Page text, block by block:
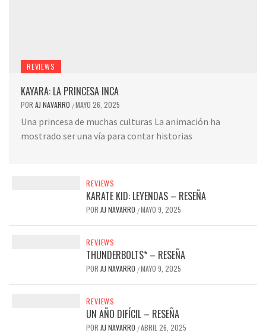
REVIEWS
KAYARA: LA PRINCESA INCA
POR AJ NAVARRO /MAYO 26, 2025
Una princesa de muchas culturas La animación ha
mostrado ser una vía para contar historias
REVIEWS
KARATE KID: LEYENDAS – RESEÑA
POR AJ NAVARRO /MAYO 9, 2025
REVIEWS
THUNDERBOLTS* – RESEÑA
POR AJ NAVARRO /MAYO 9, 2025
REVIEWS
UN AÑO DIFÍCIL – RESEÑA
POR AJ NAVARRO /ABRIL 26, 2025